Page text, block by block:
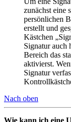
zunächst eine
persönlichen
erstellt und
Kästchen
Signatur auch
Bereich das
aktivierst.
Signatur
Nach oben
Wie kann ich eine